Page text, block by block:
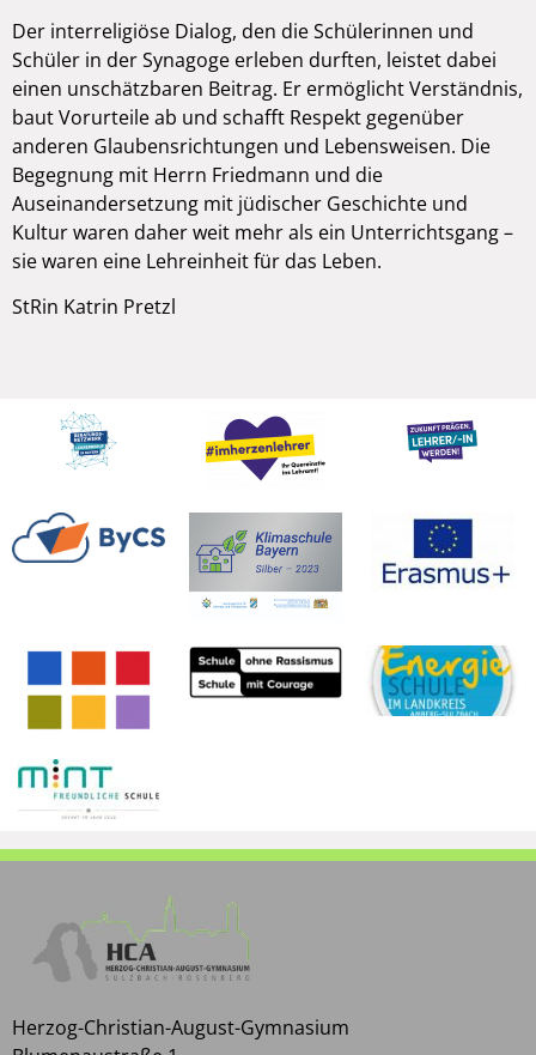
Der interreligiöse Dialog, den die Schülerinnen und
Schüler in der Synagoge erleben durften, leistet dabei
einen unschätzbaren Beitrag. Er ermöglicht Verständnis,
baut Vorurteile ab und schafft Respekt gegenüber
anderen Glaubensrichtungen und Lebensweisen. Die
Begegnung mit Herrn Friedmann und die
Auseinandersetzung mit jüdischer Geschichte und
Kultur waren daher weit mehr als ein Unterrichtsgang –
sie waren eine Lehreinheit für das Leben.
StRin Katrin Pretzl
Herzog-Christian-August-Gymnasium